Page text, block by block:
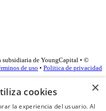
subsidiaria de YoungCapital • ©
de uso • Politica de privacidad
×
cookies
la experiencia del usuario. Al